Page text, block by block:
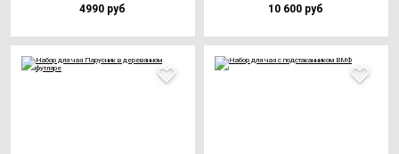
4990 руб 10 600 руб